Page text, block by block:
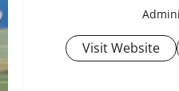
Visit Website